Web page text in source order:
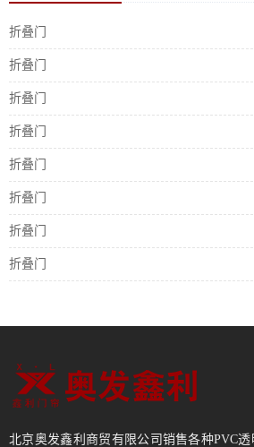
折叠门
折叠门
折叠门
折叠门
折叠门
折叠门
折叠门
折叠门
北京奥发鑫利商贸有限公司销售各种PVC